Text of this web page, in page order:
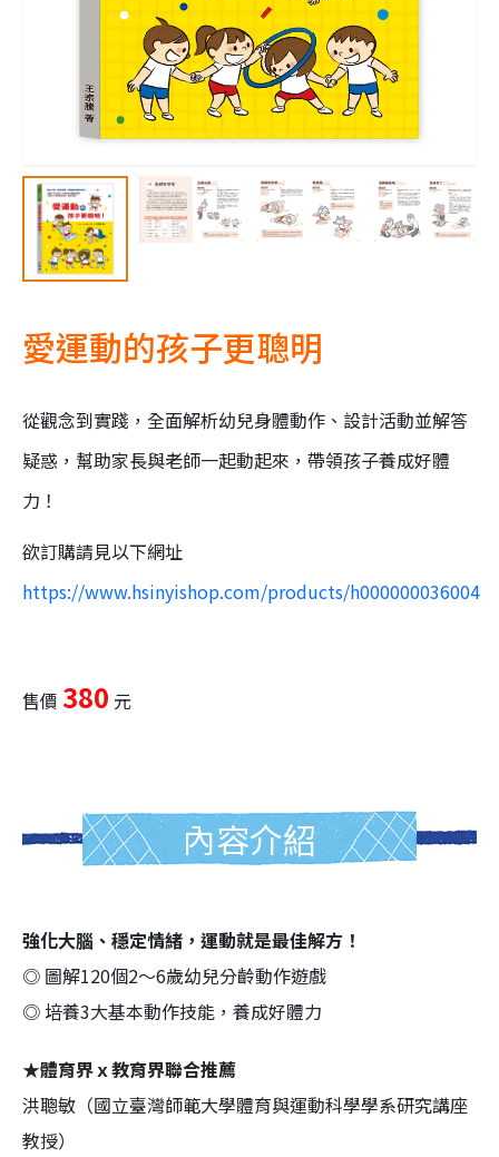
愛運動的孩子更聰明
從觀念到實踐，全面解析幼兒身體動作、設計活動並解答
疑惑，幫助家長與老師一起動起來，帶領孩子養成好體
力！
欲訂購請見以下網址
https://www.hsinyishop.com/products/h000000036004
售價 380 元
內容介紹
強化大腦、穩定情緒，運動就是最佳解方！
◎ 圖解120個2～6歲幼兒分齡動作遊戲
◎ 培養3大基本動作技能，養成好體力
★體育界ｘ教育界聯合推薦
洪聰敏（國立臺灣師範大學體育與運動科學學系研究講座
教授）